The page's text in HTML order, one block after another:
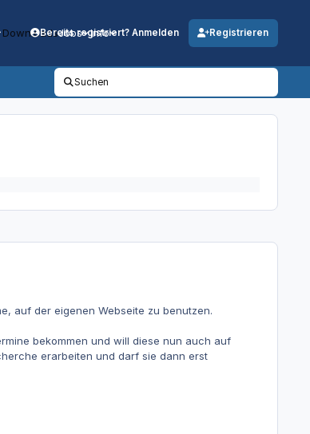
DownloadsJobs Info
Bereits registriert? Anmelden Registrieren
Suchen
auf der eigenen Webseite zu benutzen.
bekommen und will diese nun auch auf
erarbeiten und darf sie dann erst